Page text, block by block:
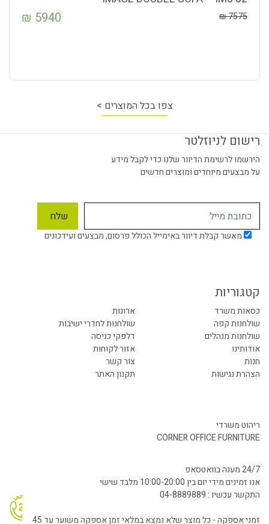
7575
₪
5940
₪
צפו בכל המוצרים >
רישום לניוזלטר
הירשמו לרשימת הדיוור שלנו כדי לקבל מידע
על מבצעים מיוחדים ומוצרים חדשים
מאשר קבלת דיוור באימייל הכולל פרסום, מבצעים ועידכונים
קטגוריות
כסאות משרד
ארונות
שולחנות קפה
שולחנות לחדרי ישיבות
שולחנות מנהלים
דלפקי כניסה
אודותינו
אזור לקוחות
חנות
צור קשר
הצהרת נגישות
תקנון האתר
ריהוט משרדי
CORNER OFFICE FURNITURE
24/7 מענה בוואטסאפ
אנו זמינים מידי יום בין 10:00-20:00 מלבד שישי
התקשר עכשיו : 04-8889889
זמני אספקה - כל מוצר שלא נמצא במלאי זמן אספקה משוער עד 45